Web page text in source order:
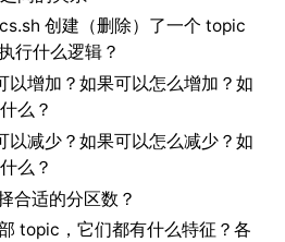
创建（删除）了一个 topic
行什么逻辑？
以增加？如果可以怎么增加？如
么？
以减少？如果可以怎么减少？如
么？
合适的分区数？
topic，它们都有什么特征？各